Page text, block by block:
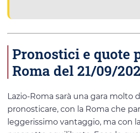
Pronostici e quote
Roma del 21/09/
Lazio-Roma sarà una gara molto
pronosticare, con la Roma che
leggerissimo vantaggio, ma con